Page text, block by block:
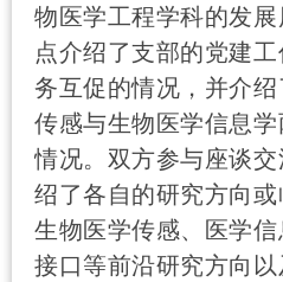
物医学工程学科的发
点介绍了支部的党建
务互促的情况 ， 并介
传感与生物医学信息
情况。双方参与座谈
绍了各自的研究方向或
生物医学传感、医学信
接口等前沿研究方向